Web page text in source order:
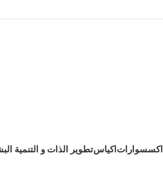
اكسسواراتاكياستطوير الذات و التنمية